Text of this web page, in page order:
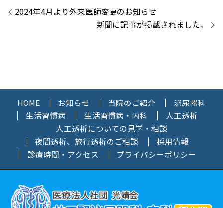
2024年4月より外来医師変更のお知らせ
新聞に記事が掲載されました。
HOME お知らせ 当院のご紹介
泌尿器科
生活習慣病
生活習慣病・内科
人工透析
人工透析についての見学・相談
夜間透析、旅行透析のご相談
採用情報
診療時間・アクセス
プライバシーポリシー